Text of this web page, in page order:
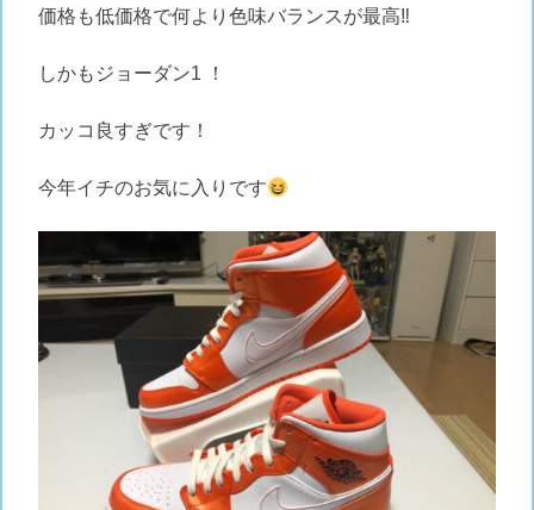
価格も低価格で何より色味バランスが最高‼︎
しかもジョーダン1 ！
カッコ良すぎです！
今年イチのお気に入りです